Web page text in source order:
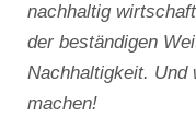
nachhaltig
der beständigen
Nachhaltigkeit. Und
machen!